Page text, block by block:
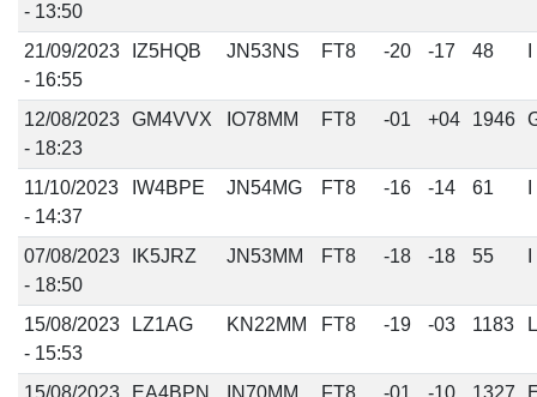
- 13:50
21/09/2023
- 16:55
IZ5HQB JN53NS FT8 -20 -17 48
12/08/2023
- 18:23
GM4VVX IO78MM FT8 -01 +04 1946
11/10/2023
- 14:37
IW4BPE JN54MG FT8 -16 -14 61
07/08/2023
- 18:50
IK5JRZ JN53MM FT8 -18 -18 55
15/08/2023
- 15:53
LZ1AG KN22MM FT8 -19 -03 1183
15/08/2023
EA4BPN IN70MM FT8 -01 -10 1327